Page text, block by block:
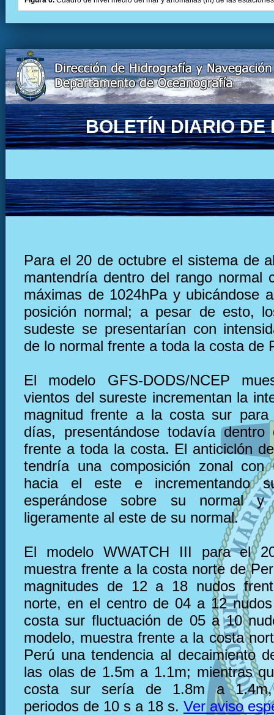
BOLETÍN DIARIO DE
Para el 20 de octubre el sistema de
mantendría dentro del rango normal
máximas de 1024hPa y ubicándose
posición normal; a pesar de esto,
sudeste se presentarían con
de lo normal frente a toda la costa de
El modelo GFS-DODS/NCEP
vientos del sureste incrementan la
magnitud frente a la costa sur para
días, presentándose todavía
frente a toda la costa. El anticiclón
tendría una composición zonal con
hacia el este e incrementando
esperándose sobre su normal y
ligeramente al este de su normal.
El modelo WWATCH III para el
muestra frente a la costa norte de
magnitudes de 12 a 18 nudos
norte, en el centro de 04 a 12
costa sur fluctuación de 05 a 10
modelo, muestra frente a la costa
Perú una tendencia al decaimiento
las olas de 1.5m a 1.1m; mientras
costa sur sería de 1.8m a
periodos de 10 s a 18 s. Ver aviso